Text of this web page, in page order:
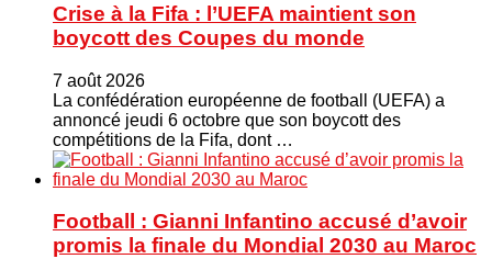
Crise à la Fifa : l’UEFA maintient son
boycott des Coupes du monde
7 août 2026
La confédération européenne de football (UEFA) a
annoncé jeudi 6 octobre que son boycott des
compétitions de la Fifa, dont …
Football : Gianni Infantino accusé d’avoir
promis la finale du Mondial 2030 au Maroc